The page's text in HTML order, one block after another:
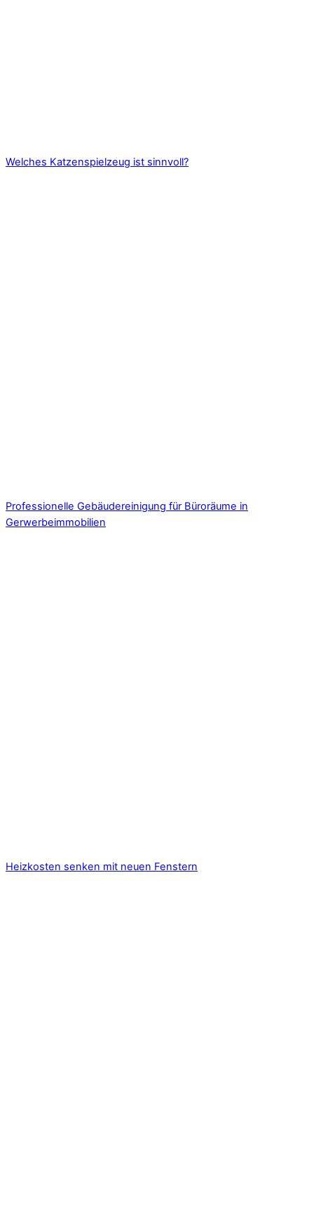
Welches Katzenspielzeug ist sinnvoll?
Professionelle Gebäudereinigung für Büroräume in
Gerwerbeimmobilien
Heizkosten senken mit neuen Fenstern